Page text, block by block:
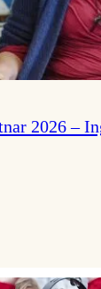
2026 –